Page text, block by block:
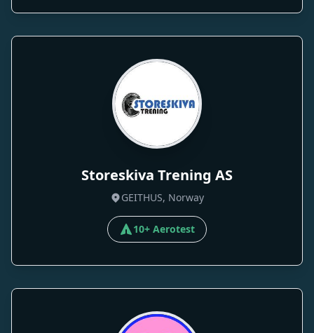
Storeskiva Trening AS
GEITHUS, Norway
10+ Aerotest